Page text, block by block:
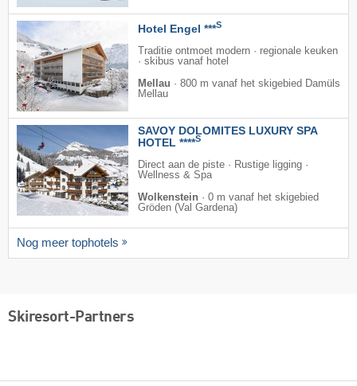
Hotel Engel ***S
Traditie ontmoet modern · regionale keuken
· skibus vanaf hotel
Mellau · 800 m vanaf het skigebied Damüls
Mellau
SAVOY DOLOMITES LUXURY SPA
HOTEL ****S
Direct aan de piste · Rustige ligging ·
Wellness & Spa
Wolkenstein · 0 m vanaf het skigebied
Gröden (Val Gardena)
Nog meer tophotels
Skiresort-Partners